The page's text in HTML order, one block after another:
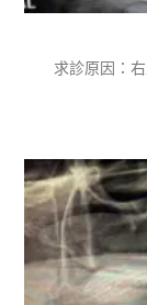
求診原因：